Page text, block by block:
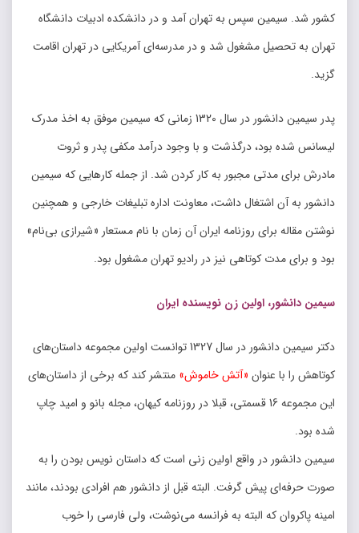
کشور شد. سیمین سپس به تهران آمد و در دانشکده ادبیات دانشگاه
تهران به تحصیل مشغول شد و در مدرسه‌ای آمریکایی در تهران اقامت
گزید.
پدر سیمین دانشور در سال 1320 زمانی که سیمین موفق به اخذ مدرک
لیسانس شده بود، درگذشت و با وجود درآمد مکفی پدر و ثروت
مادرش برای مدتی مجبور به کار کردن شد. از جمله کارهایی که سیمین
دانشور به آن اشتغال داشت، معاونت اداره تبلیغات خارجی و همچنین
نوشتن مقاله برای روزنامه ایران آن زمان با نام مستعار «شیرازی بی‌نام»
بود و برای مدت کوتاهی نیز در رادیو تهران مشغول بود.
سیمین دانشور، اولین زن نویسنده ایران
دکتر سیمین دانشور در سال 1327 توانست اولین مجموعه داستان‌های
کوتاهش را با عنوان «آتش خاموش» منتشر کند که برخی از داستان‌های
این مجموعه 16 قسمتی، قبلا در روزنامه کیهان، مجله بانو و امید چاپ
شده بود.
سیمین دانشور در واقع اولین زنی است که داستان نویس بودن را به
صورت حرفه‌ای پیش گرفت. البته قبل از دانشور هم افرادی بودند، مانند
امینه پاکروان که البته به فرانسه می‌نوشت، ولی فارسی را خوب